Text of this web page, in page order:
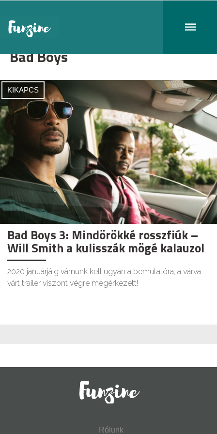
Bad Boys
KIKAPCS
Bad Boys 3: Mindörökké rosszfiúk –
Will Smith a kulisszák mögé kalauzol
2020 januárjáig várnunk kell ugyan a bemutatóra, a várva
várt trailer viszont végre megérkezett!
Rólunk